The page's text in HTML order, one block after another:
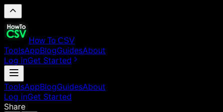
How To CSV
ToolsAppBlogGuidesAbout
Log inGet Started
ToolsAppBlogGuidesAbout
Log inGet Started
Share